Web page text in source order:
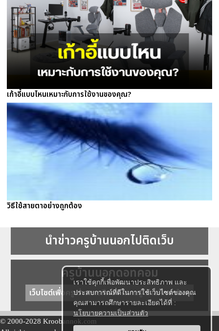
เราใช้คุกกี้เพื่อพัฒนาประสิทธิภาพ และ
ประสบการณ์ที่ดีในการใช้เว็บไซต์ของคุณ
คุณสามารถศึกษารายละเอียดได้ที่ :
นโยบายความเป็นส่วนตัว
เก้าอี้แบบไหนเหมาะกับการใช้งานของคุณ?
วิธีใช้สายตาอย่างถูกต้อง
นำข่าวครูบ้านนอกไปติดเว็บ
ครูบ้านนอกดอทคอม
เว็บไซต์เพื่อครู ข่าวการศึกษา ความรู้ การศึกษาไทย
© 2000-2028 Kroobannok.com